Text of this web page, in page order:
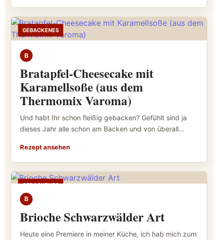
GEBACKENES
B
Bratapfel-Cheesecake mit
Karamellsoße (aus dem
Thermomix Varoma)
Und habt Ihr schon fleißig gebacken? Gefühlt sind ja
dieses Jahr alle schon am Backen und von überall…
Rezept ansehen
GEBACKENES
B
Brioche Schwarzwälder Art
Heute eine Premiere in meiner Küche, ich hab mich zum